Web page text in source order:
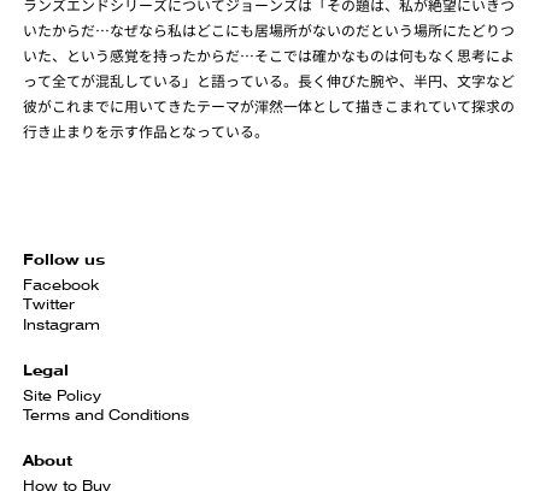
ランズエンドシリーズについてジョーンズは「その題は、私が絶望にいきつ
いたからだ…なぜなら私はどこにも居場所がないのだという場所にたどりつ
いた、という感覚を持ったからだ…そこでは確かなものは何もなく思考によ
って全てが混乱している」と語っている。長く伸びた腕や、半円、文字など
彼がこれまでに用いてきたテーマが渾然一体として描きこまれていて探求の
行き止まりを示す作品となっている。
Follow us
Facebook
Twitter
Instagram
Legal
Site Policy
Terms and Conditions
About
How to Buy